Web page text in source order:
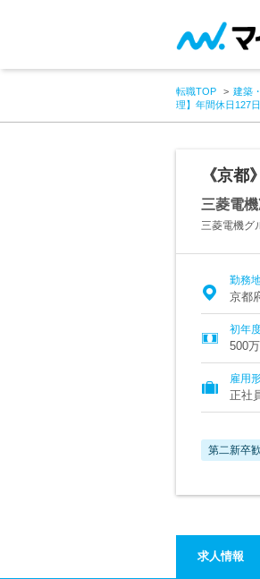
転職TOP 建築
理】年間休日127
《京
三菱電
三菱電機グ
勤務
京都
初年
500
雇用
正社
第二新卒
求人情報